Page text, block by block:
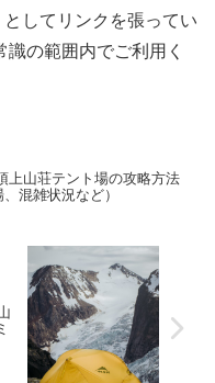
してリンクを張ってい
の範囲内でご利用く
上山荘テント場の攻略方法
、混雑状況など）